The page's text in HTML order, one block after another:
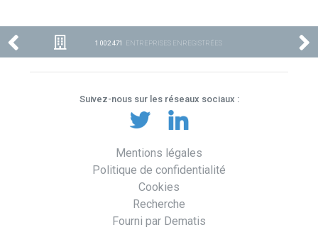
1 002 471 ENTREPRISES ENREGISTRÉES
Suivez-nous sur les réseaux sociaux :
Mentions légales
Politique de confidentialité
Cookies
Recherche
Fourni par Dematis